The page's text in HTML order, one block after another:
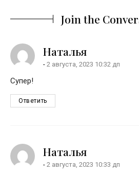
Join the
Натальяsays:
2 августа, 2023 10:32 дп
Супер!
Ответить
Натальяsays:
2 августа, 2023 10:33 дп